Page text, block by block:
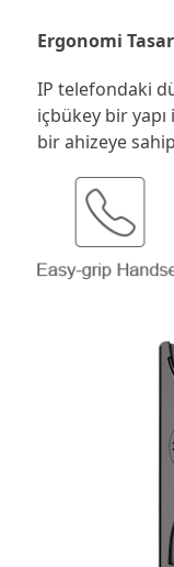
Ergonomi
IP telefondaki
içbükey bir yapı
bir ahizeye